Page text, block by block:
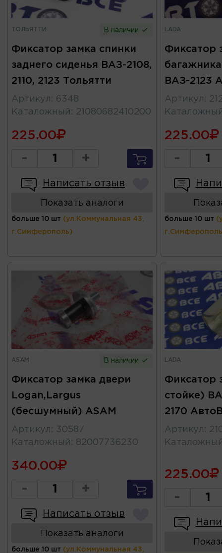
ТОЛЬЯТТИ В наличии
Фиксатор замка спинки
заднего сиденья ВАЗ-2108,
2110, 2123 Тольятти
Артикул : 6348
Каталожный : 21080682410200
225.00
- +
Написать отзыв
Показать аналоги
больше 10 шт (ул.Коммунальная 43,
г.Симферополь)
LADA
Фиксатор
ВАЗ-2123
Артикул :
225.00
-
больше 10 шт
ASAM В наличии
Фиксатор замка двери
Logan,Largus
(бесшумный) ASAM
Артикул : 30587
Каталожный : 82007736230
340.00
- +
Написать отзыв
Показать аналоги
больше 10 шт (ул.Коммунальная 43,
LADA
Фиксатор
стойке)
2170
Артикул :
225.00
-